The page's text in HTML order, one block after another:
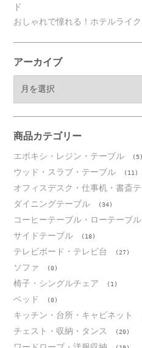
ド
おしゃれで憧れる！ホテルライ
アーカイブ
ブ
商品カテゴリー
エポキシ・レジン・テーブル (5)
ウッド・スラブ・テーブル (11)
オフィスデスク・仕事机・書斎
ダイニングテーブル (34)
コーヒーテーブル・ローテーブル
サイドテーブル (18)
テレビボード・テレビ台 (27)
ソファ (0)
椅子・シングルチェア (1)
ベッド (0)
キッチン・台所・キャビネット
チェスト・収納・タンス (20)